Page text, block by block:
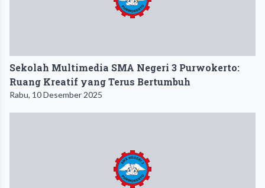
Sekolah Multimedia SMA Negeri 3 Purwokerto:
Ruang Kreatif yang Terus Bertumbuh
Rabu, 10 Desember 2025